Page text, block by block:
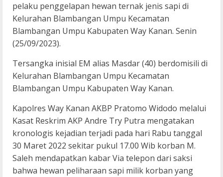
pelaku penggelapan hewan ternak jenis sapi di
Kelurahan Blambangan Umpu Kecamatan
Blambangan Umpu Kabupaten Way Kanan. Senin
(25/09/2023).
Tersangka inisial EM alias Masdar (40) berdomisili di
Kelurahan Blambangan Umpu Kecamatan
Blambangan Umpu Kabupaten Way Kanan.
Kapolres Way Kanan AKBP Pratomo Widodo melalui
Kasat Reskrim AKP Andre Try Putra mengatakan
kronologis kejadian terjadi pada hari Rabu tanggal
30 Maret 2022 sekitar pukul 17.00 Wib korban M.
Saleh mendapatkan kabar Via telepon dari saksi
bahwa hewan peliharaan sapi milik korban yang